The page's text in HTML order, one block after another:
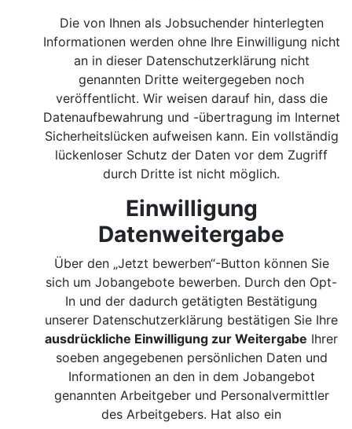
Die von Ihnen als Jobsuchender hinterlegten
Informationen werden ohne Ihre Einwilligung nicht
an in dieser Datenschutzerklärung nicht
genannten Dritte weitergegeben noch
veröffentlicht. Wir weisen darauf hin, dass die
Datenaufbewahrung und -übertragung im Internet
Sicherheitslücken aufweisen kann. Ein vollständig
lückenloser Schutz der Daten vor dem Zugriff
durch Dritte ist nicht möglich.
Einwilligung
Datenweitergabe
Über den „Jetzt bewerben“-Button können Sie
sich um Jobangebote bewerben. Durch den Opt-
In und der dadurch getätigten Bestätigung
unserer Datenschutzerklärung bestätigen Sie Ihre
ausdrückliche Einwilligung zur Weitergabe Ihrer
soeben angegebenen persönlichen Daten und
Informationen an den in dem Jobangebot
genannten Arbeitgeber und Personalvermittler
des Arbeitgebers. Hat also ein